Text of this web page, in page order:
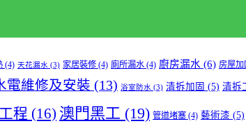
(4) 天花漏水 (3) 家居裝修 (4) 廁所漏水 (4) 廚房漏水 (6) 房屋加
電維修及安裝 (13) 浴室防水 (3) 清拆加固 (5) 清拆
程 (16) 澳門黑工 (19) 管道堵塞 (4) 藝術漆 (5)